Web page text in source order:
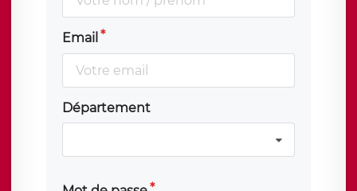
Email
Département